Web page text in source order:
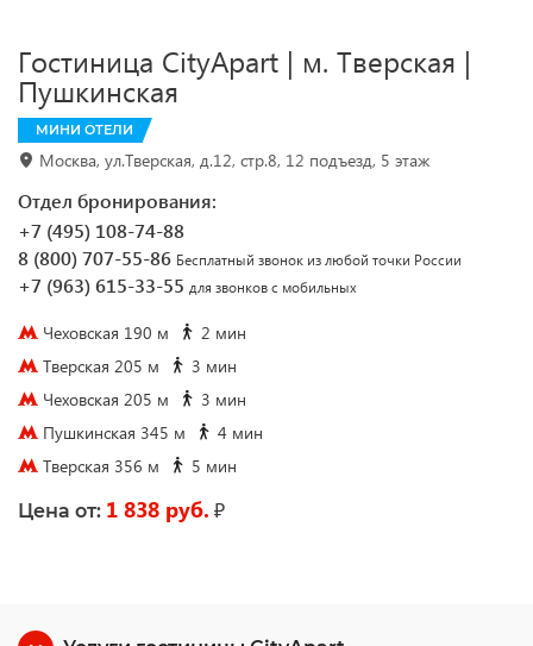
Гостиница CityApart | м. Тверская |
Пушкинская
МИНИ ОТЕЛИ
Москва, ул.Тверская, д.12, стр.8, 12 подъезд, 5 этаж
Отдел бронирования:
+7 (495) 108-74-88
8 (800) 707-55-86 Бесплатный звонок из любой точки России
+7 (963) 615-33-55 для звонков с мобильных
Чеховская 190 м
2 мин
Тверская 205 м
3 мин
Чеховская 205 м
3 мин
Пушкинская 345 м
4 мин
Тверская 356 м
5 мин
Цена от: 1 838 руб. ₽